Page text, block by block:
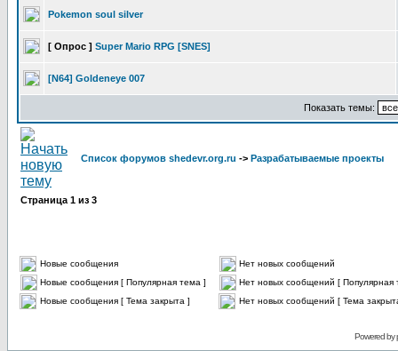
Pokemon soul silver
[ Опрос ] Super Mario RPG [SNES]
[N64] Goldeneye 007
Показать темы:
Список форумов shedevr.org.ru -> Разрабатываемые проекты
Страница 1 из 3
Новые сообщения
Нет новых сообщений
Новые сообщения [ Популярная тема ]
Нет новых сообщений [ Популярная
Новые сообщения [ Тема закрыта ]
Нет новых сообщений [ Тема
Powered by